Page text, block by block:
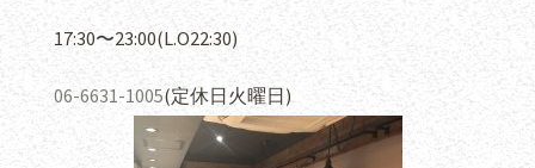
17:30〜23:00(L.O22:30)
06-6631-1005(定休日火曜日)